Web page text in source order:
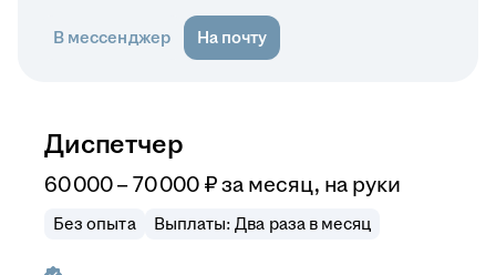
В мессенджер На почту
Диспетчер
60 000–70 000 ₽ за месяц, на руки
Без опыта Выплаты: Два раза в месяц